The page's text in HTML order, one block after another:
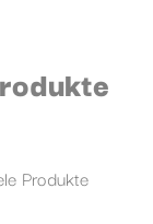
Produkte